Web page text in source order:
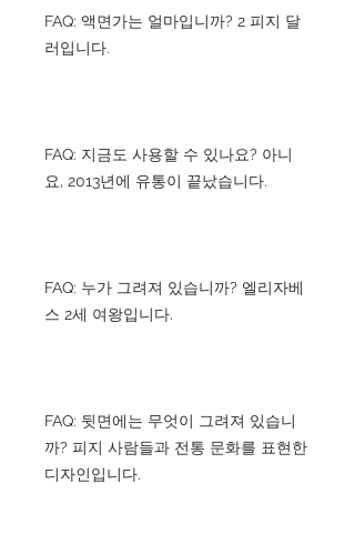
FAQ: 액면가는 얼마입니까? 2 피지 달
러입니다.
FAQ: 지금도 사용할 수 있나요? 아니
요, 2013년에 유통이 끝났습니다.
FAQ: 누가 그려져 있습니까? 엘리자베
스 2세 여왕입니다.
FAQ: 뒷면에는 무엇이 그려져 있습니
까? 피지 사람들과 전통 문화를 표현한
디자인입니다.